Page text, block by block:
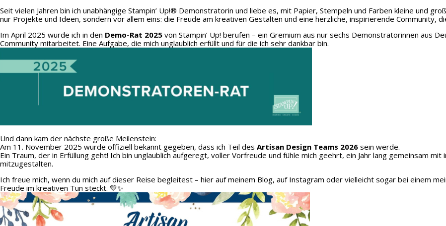
Seit vielen Jahren bin ich unabhängige Stampin’ Up!® Demonstratorin und liebe es, mit Papier, Stempeln und Farben kleine und
nur Projekte und Ideen, sondern vor allem eins: die Freude am kreativen Gestalten und eine herzliche, inspirierende Community,
Im April 2025 wurde ich in den Demo-Rat 2025 von Stampin’ Up! berufen – ein Gremium aus nur sechs Demonstratorinnen aus
Community mitarbeitet. Eine Aufgabe, die mich unglaublich erfüllt und für die ich sehr dankbar bin.
Und dann kam der nächste große Meilenstein:
Am 11. November 2025 wurde offiziell bekannt gegeben, dass ich Teil des Artisan Design Teams 2026 sein werde.
Ein Traum, der in Erfüllung geht! Ich bin unglaublich aufgeregt, voller Vorfreude und fühle mich geehrt, ein Jahr lang gemeinsam
mitzugestalten.
Ich freue mich, wenn du mich auf dieser Reise begleitest – hier auf meinem Blog, auf Instagram oder vielleicht sogar bei einem
Freude im kreativen Tun steckt. 💛✨